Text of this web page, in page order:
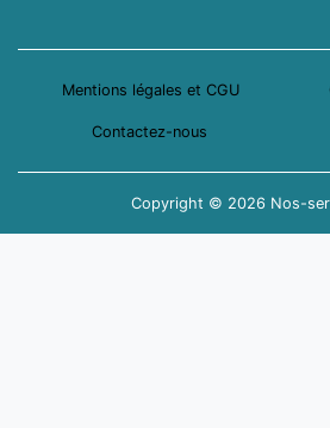
Mentions légales et CGU
Contactez-nous
Copyright © 2026 Nos-